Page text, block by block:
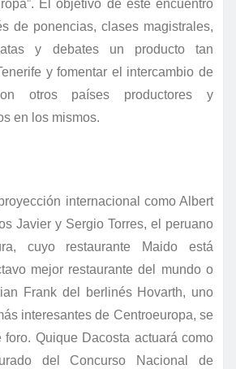
El objetivo de este encuentro
de ponencias, clases magistrales,
y debates un producto tan
y fomentar el intercambio de
otros países productores y
en los mismos.
internacional como Albert
Javier y Sergio Torres, el peruano
cuyo restaurante Maido está
mejor restaurante del mundo o
Frank del berlinés Hovarth, uno
interesantes de Centroeuropa, se
foro. Quique Dacosta actuará como
del Concurso Nacional de